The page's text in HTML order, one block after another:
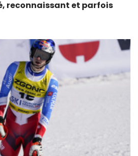
reconnaissant et parfois